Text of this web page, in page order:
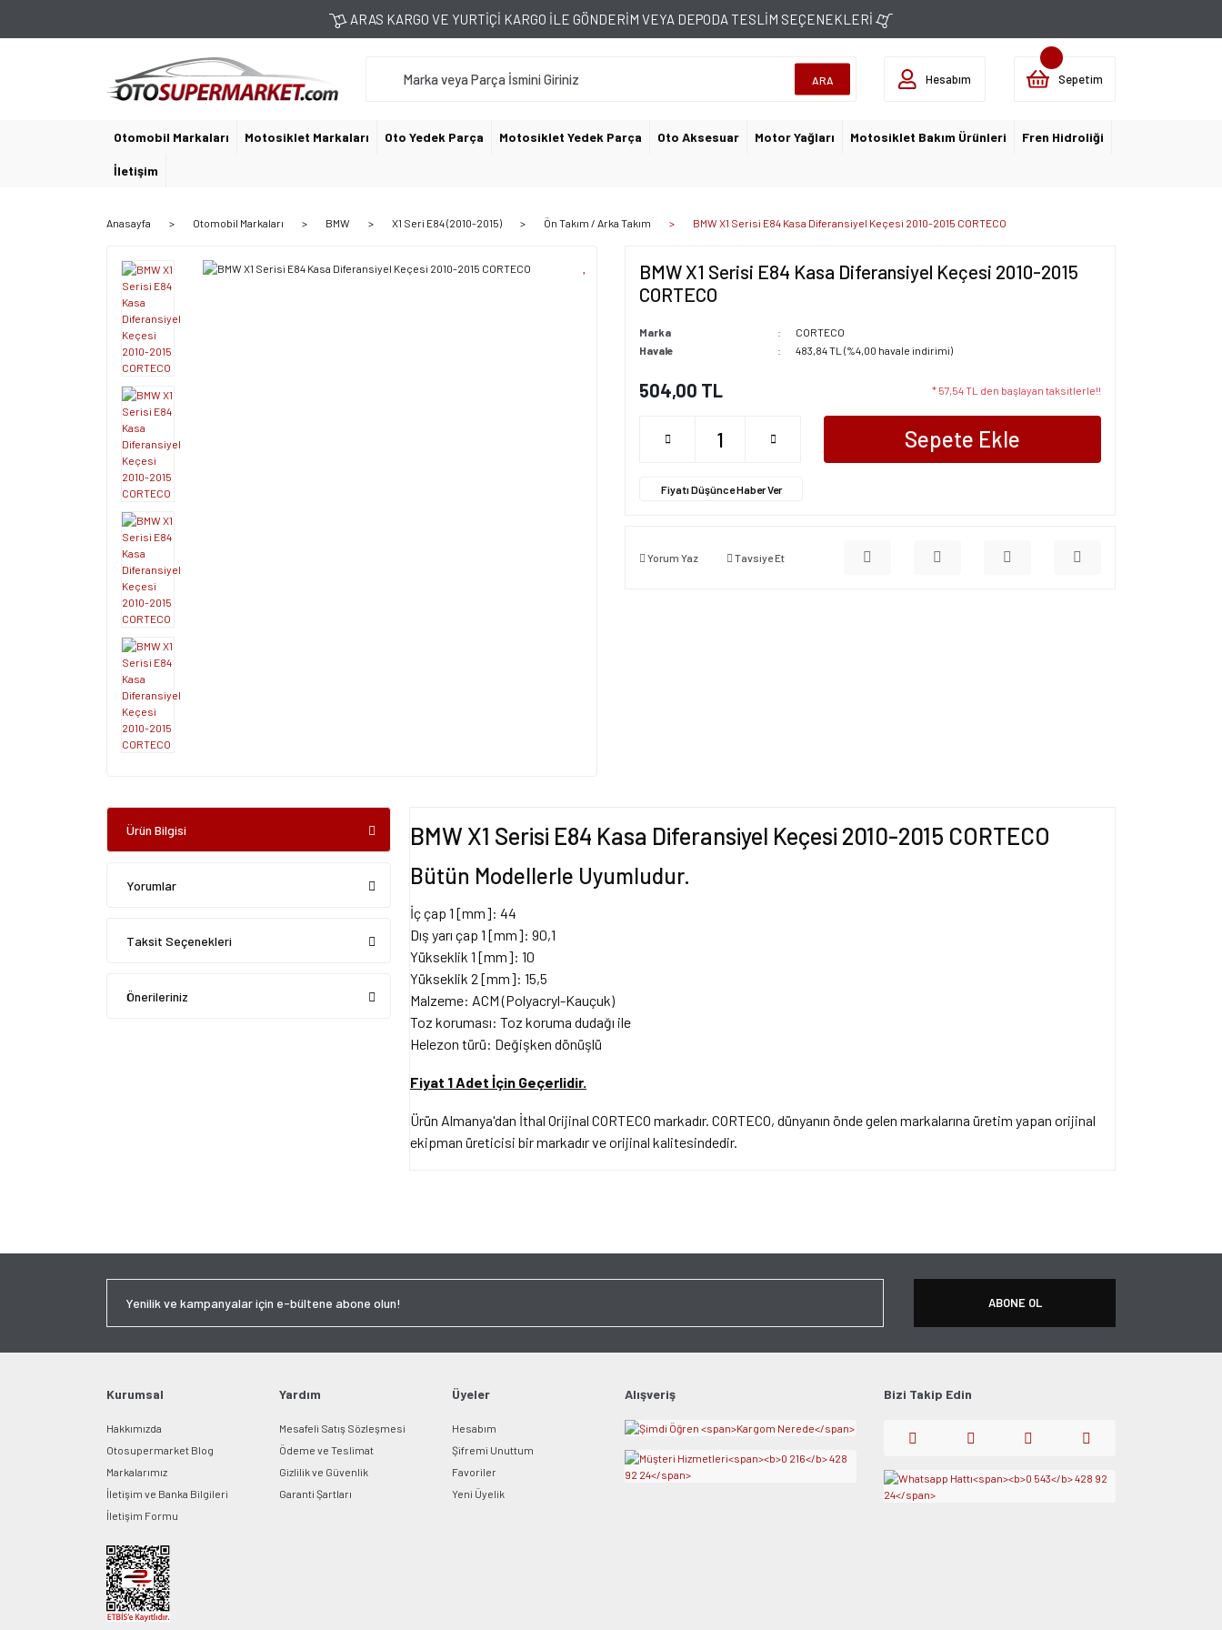
ARAS KARGO VE YURTİÇİ KARGO İLE GÖNDERİM VEYA DEPODA TESLİM SEÇENEKLERİ
ARA Hesabım Sepetim
Otomobil Markaları Motosiklet Markaları Oto Yedek Parça Motosiklet Yedek Parça Oto Aksesuar Motor Yağları Motosiklet Bakım Ürünleri Fren Hidroliği
İletişim
Anasayfa Otomobil Markaları BMW X1 Seri E84 (2010-2015) Ön Takım / Arka Takım BMW X1 Serisi E84 Kasa Diferansiyel Keçesi 2010-2015 CORTECO
BMW X1 Serisi E84 Kasa Diferansiyel Keçesi 2010-2015
CORTECO
Marka
CORTECO
Havale
483,84 TL (%4,00 havale indirimi)
504,00 TL * 57,54 TL den başlayan taksitlerle!!
Sepete Ekle
Fiyatı Düşünce Haber Ver
Yorum Yaz Tavsiye Et
Ürün Bilgisi
Yorumlar
Taksit Seçenekleri
Önerileriniz
BMW X1 Serisi E84 Kasa Diferansiyel Keçesi 2010-2015 CORTECO
Bütün Modellerle Uyumludur.
İç çap 1 [mm]: 44
Dış yarı çap 1 [mm]: 90,1
Yükseklik 1 [mm]: 10
Yükseklik 2 [mm]: 15,5
Malzeme: ACM (Polyacryl-Kauçuk)
Toz koruması: Toz koruma dudağı ile
Helezon türü: Değişken dönüşlü
Fiyat 1 Adet İçin Geçerlidir.
Ürün Almanya'dan İthal Orijinal CORTECO markadır. CORTECO, dünyanın önde gelen markalarına üretim yapan orijinal
ekipman üreticisi bir markadır ve orijinal kalitesindedir.
ABONE OL
Kurumsal
Hakkımızda
Otosupermarket Blog
Markalarımız
İletişim ve Banka Bilgileri
İletişim Formu
Yardım
Mesafeli Satış Sözleşmesi
Ödeme ve Teslimat
Gizlilik ve Güvenlik
Garanti Şartları
Üyeler
Hesabım
Şifremi Unuttum
Favoriler
Yeni Üyelik
Alışveriş Bizi Takip Edin